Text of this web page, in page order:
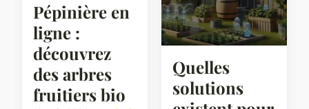
Pépinière en
ligne :
découvrez
des arbres
fruitiers bio
Quelles
solutions